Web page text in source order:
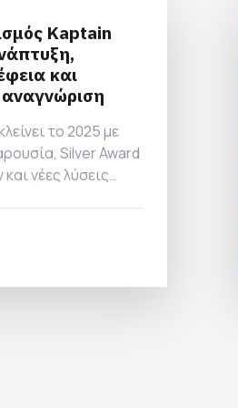
Kaptain
και
αναγνώριση
το 2025 με
Silver Award
νέες λύσεις